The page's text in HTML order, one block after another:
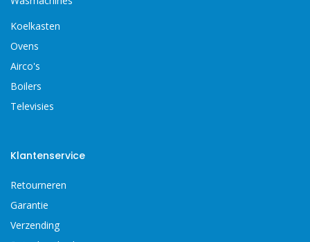
Koelkasten
Ovens
Airco's
Boilers
Televisies
Klantenservice
Retourneren
Garantie
Verzending